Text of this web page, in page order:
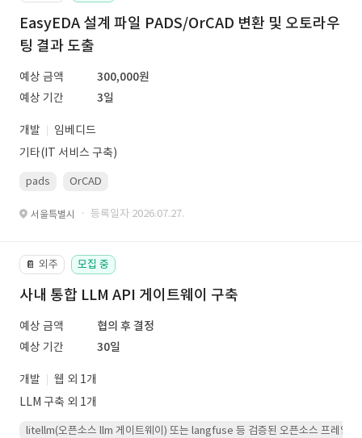
EasyEDA 설계 파일 PADS/OrCAD 변환 및 오토라우
팅 결과 도출
예상 금액
300,000원
예상 기간
3일
개발
임베디드
기타(IT 서비스 구축)
pads OrCAD
서울특별시 · 등록일자 2026.07.27.
📔 외주 모집 중
사내 통합 LLM API 게이트웨이 구축
예상 금액
협의 후 결정
예상 기간
30일
개발
웹 외 1개
LLM 구축 외 1개
litellm(오픈소스 llm 게이트웨이) 또는 langfuse 등 검증된 오픈소스 프레임워